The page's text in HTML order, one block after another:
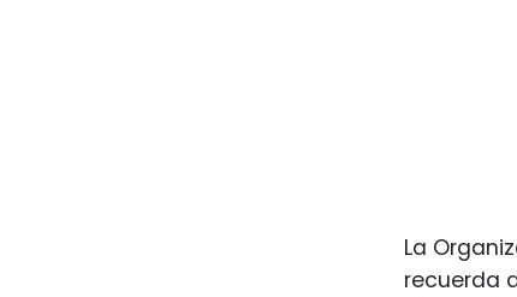
La
recuerda